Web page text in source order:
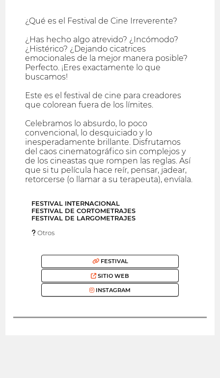
¿Qué es el Festival de Cine Irreverente?
¿Has hecho algo atrevido? ¿Incómodo?
¿Histérico? ¿Dejando cicatrices
emocionales de la mejor manera posible?
Perfecto. ¡Eres exactamente lo que
buscamos!
Este es el festival de cine para creadores
que colorean fuera de los límites.
Celebramos lo absurdo, lo poco
convencional, lo desquiciado y lo
inesperadamente brillante. Disfrutamos
del caos cinematográfico sin complejos y
de los cineastas que rompen las reglas. Así
que si tu película hace reír, pensar, jadear,
retorcerse (o llamar a su terapeuta), envíala.
FESTIVAL INTERNACIONAL
FESTIVAL DE CORTOMETRAJES
FESTIVAL DE LARGOMETRAJES
Otros
FESTIVAL
SITIO WEB
INSTAGRAM